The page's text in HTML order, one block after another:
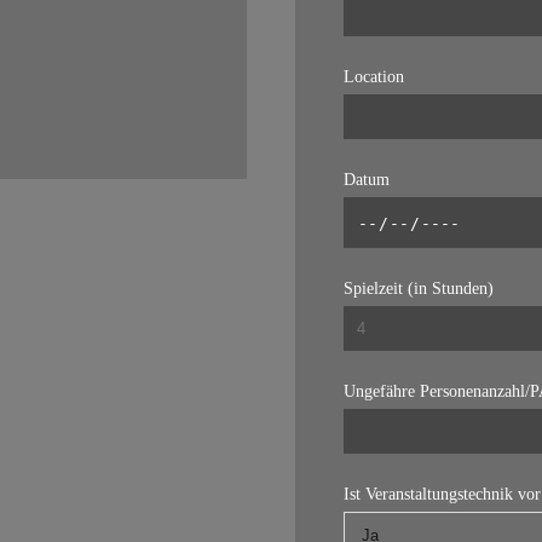
Location
Datum
Spielzeit (in Stunden)
Ungefähre Personenanzahl/
Ist Veranstaltungstechnik